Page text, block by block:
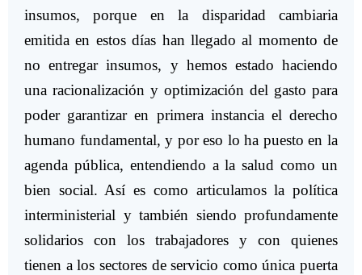
insumos, porque en la disparidad cambiaria
emitida en estos días han llegado al momento de
no entregar insumos, y hemos estado haciendo
una racionalización y optimización del gasto para
poder garantizar en primera instancia el derecho
humano fundamental, y por eso lo ha puesto en la
agenda pública, entendiendo a la salud como un
bien social. Así es como articulamos la política
interministerial y también siendo profundamente
solidarios con los trabajadores y con quienes
tienen a los sectores de servicio como única puerta